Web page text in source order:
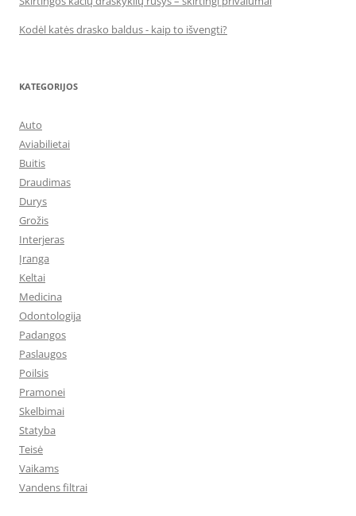
Kodėl katės drasko baldus - kaip to išvengti?
KATEGORIJOS
Auto
Aviabilietai
Buitis
Draudimas
Durys
Grožis
Interjeras
Įranga
Keltai
Medicina
Odontologija
Padangos
Paslaugos
Poilsis
Pramonei
Skelbimai
Statyba
Teisė
Vaikams
Vandens filtrai